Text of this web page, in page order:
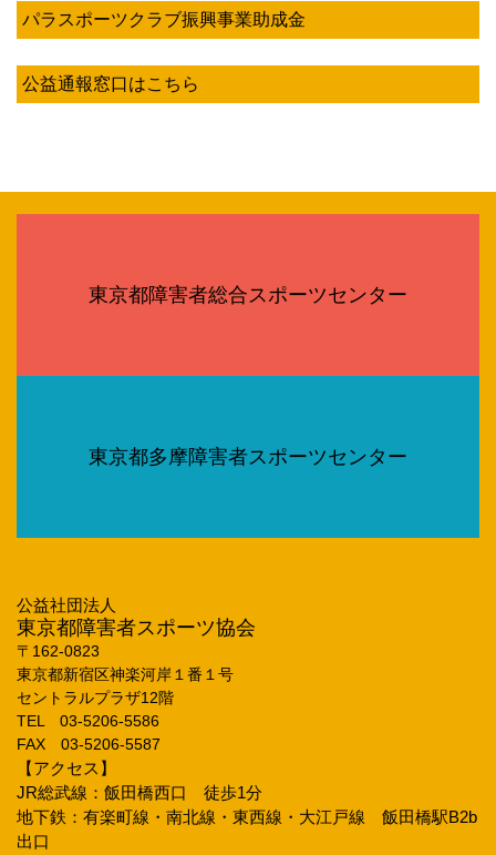
パラスポーツクラブ振興事業助成金
公益通報窓口はこちら
東京都障害者総合スポーツセンター
東京都多摩障害者スポーツセンター
公益社団法人
東京都障害者スポーツ協会
〒162‐0823
東京都新宿区神楽河岸１番１号
セントラルプラザ12階
TEL 03‐5206‐5586
FAX 03‐5206‐5587
【アクセス】
JR総武線：飯田橋西口 徒歩1分
地下鉄：有楽町線・南北線・東西線・大江戸線 飯田橋駅B2b
出口